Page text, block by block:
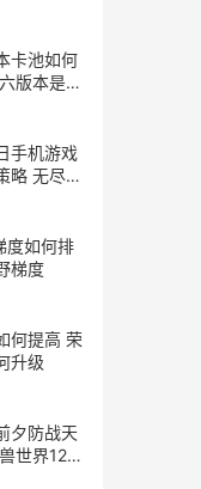
卡池如何
版本是什
手机游戏
略 无尽的
出的
度如何排
梯度
何提高 荣
升级
夕防战天
世界12.0